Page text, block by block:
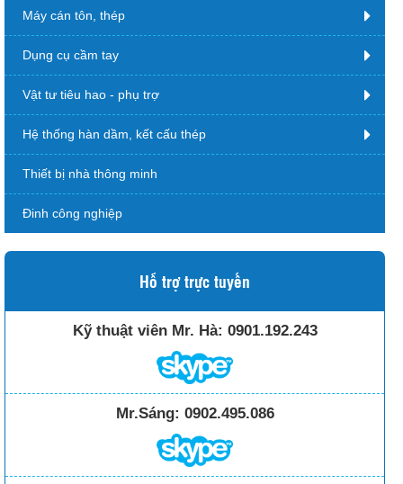
Máy cán tôn, thép
Dụng cụ cầm tay
Vật tư tiêu hao - phụ trợ
Hệ thống hàn dầm, kết cấu thép
Thiết bị nhà thông minh
Đinh công nghiệp
Hỗ trợ trực tuyến
Kỹ thuật viên Mr. Hà: 0901.192.243
Mr.Sáng: 0902.495.086